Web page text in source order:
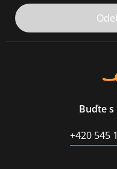
Buďte
+420 545